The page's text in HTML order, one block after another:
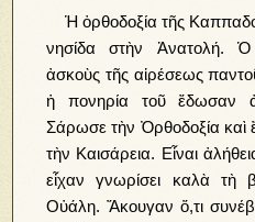
Ἡ ὀρθοδοξία τῆς
νησίδα στὴν Ἀνατολή.
ἀσκοὺς τῆς αἱρέσεως
ἡ πονηρία τοῦ ἔδωσαν
Σάρωσε τὴν Ὀρθοδοξία καὶ
τὴν Καισάρεια. Εἶναι
εἶχαν γνωρίσει καλὰ τὴ
Οὐάλη. Ἄκουγαν ὅ,τι